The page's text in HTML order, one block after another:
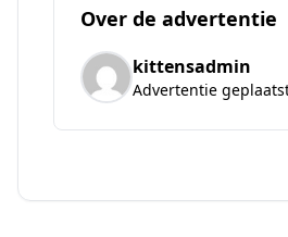
Over de advertentie
kittensadmin
Advertentie